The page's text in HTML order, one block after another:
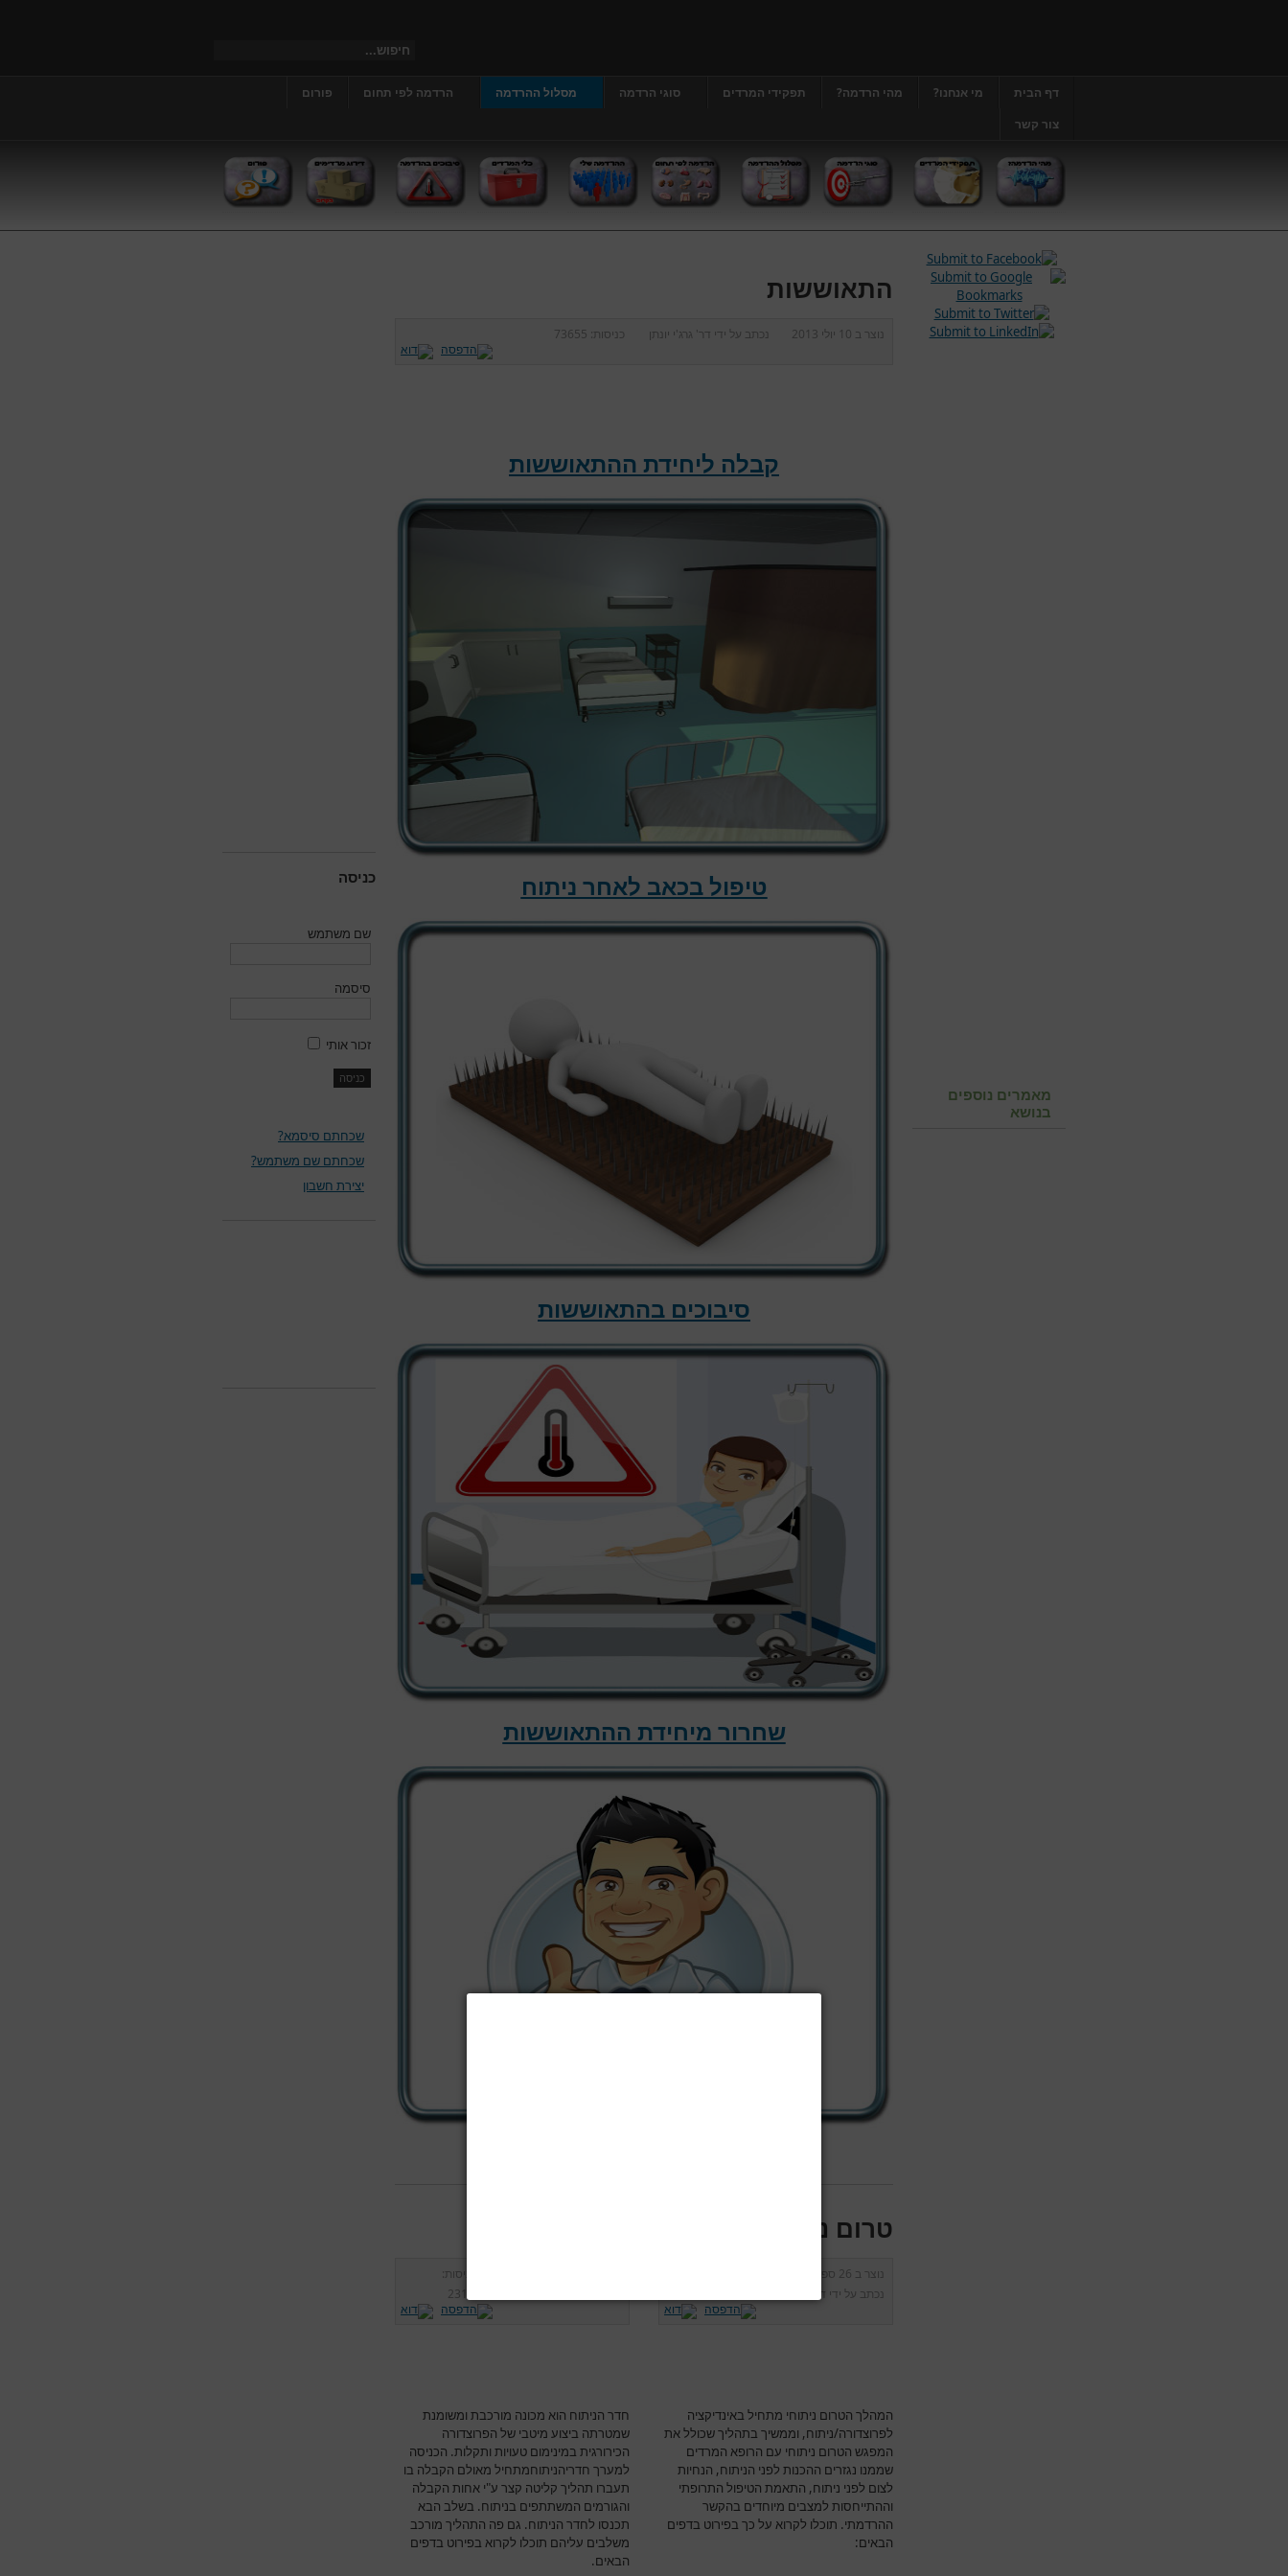
דף הבית מי אנחנו? מהי הרדמה? תפקידי המרדים סוגי הרדמה מסלול ההרדמה הרדמה לפי תחום
פורום
צור קשר
התאוששות
נוצר ב 10 יולי 2013 נכתב על ידי דר' גרג'י יונתן כניסות: 73655
קבלה ליחידת ההתאוששות
טיפול בכאב לאחר ניתוח
סיבוכים בהתאוששות
שחרור מיחידת ההתאוששות
כניסות:
23139
חדר הניתוח הוא מכונה מורכבת ומשומנת
שמטרתה ביצוע מיטבי של הפרוצדורה
הכירורגית במינימום טעויות ותקלות. הכניסה
למערך חדריהניתוחמתחיל מאולם הקבלה בו
תעברו תהליך קליטה קצר ע"י אחות הקבלה
והגורמים המשתתפים בניתוח. בשלב הבא
תכנסו לחדר הניתוח. גם פה התהליך מורכב
משלבים עליהם תוכלו לקרוא בפירוט בדפים
הבאים.
טרום ניתוח
נוצר ב 26 ספטמבר 2012
נכתב על ידי דר' גרג'י יונתן
המהלך הטרום ניתוחי מתחיל באינדיקציה
לפרוצדורה/ניתוח, וממשיך בתהליך שכולל את
המפגש הטרום ניתוחי עם הרופא המרדים
שממנו נגזרים ההכנות לפני הניתוח, הנחיות
לצום לפני ניתוח, התאמת הטיפול התרופתי
וההתייחסות למצבים מיוחדים בהקשר
ההרדמתי. תוכלו לקרוא על כך בפירוט בדפים
הבאים:
כניסה
שם משתמש
סיסמה
זכור אותי
שכחתם סיסמא?
שכחתם שם משתמש?
יצירת חשבון
מאמרים נוספים
בנושא